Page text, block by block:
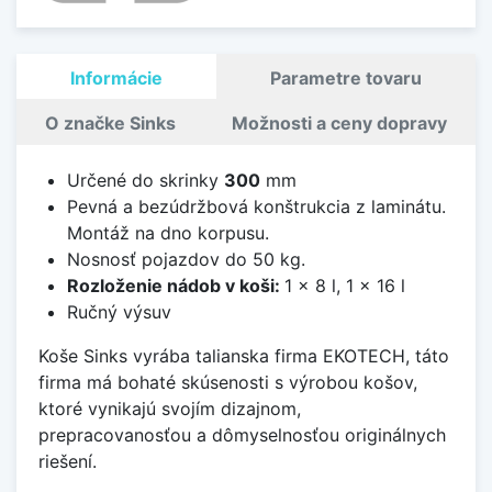
Informácie Parametre tovaru
O značke Sinks Možnosti a ceny dopravy
Určené do skrinky 300mm
Pevná a bezúdržbová konštrukcia z laminátu.
Montáž na dno korpusu.
Nosnosť pojazdov do 50 kg.
Rozloženie nádob v koši: 1 x 8 l, 1 x 16 l
Ručný výsuv
Koše Sinks vyrába talianska firma EKOTECH, táto
firma má bohaté skúsenosti s výrobou košov,
ktoré vynikajú svojím dizajnom,
prepracovanosťou a dômyselnosťou originálnych
riešení.